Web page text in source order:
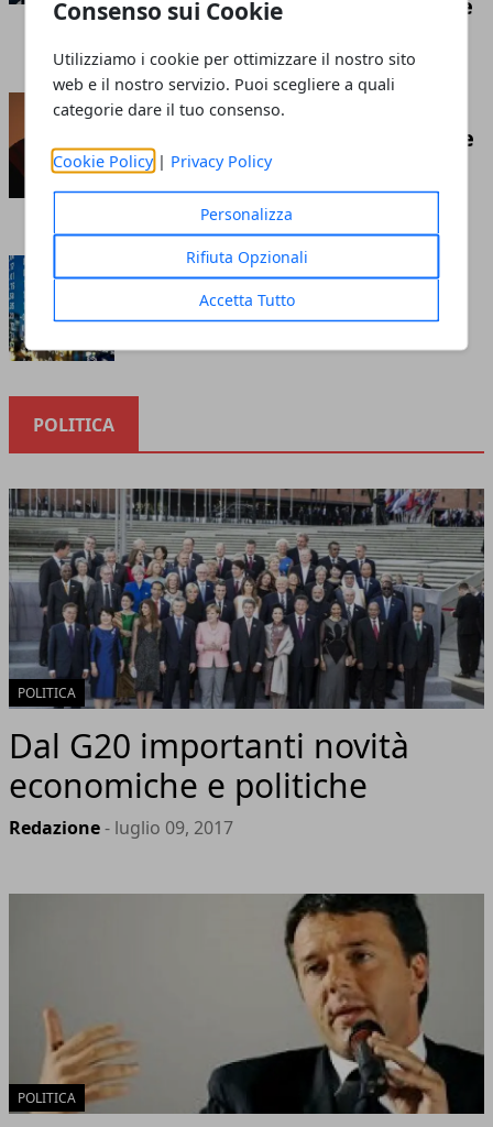
Consenso sui Cookie
Utilizziamo i cookie per ottimizzare il nostro sito
web e il nostro servizio. Puoi scegliere a quali
categorie dare il tuo consenso.
Cookie Policy | Privacy Policy
Personalizza
Rifiuta Opzionali
Accetta Tutto
competizione economica globale
Insufflaggio nell’edilizia: ecco
cos’è e tutto ciò che c’è da sapere
riguardo questa tecnica
Cosa sapere prima di investire
nella borsa online
POLITICA
POLITICA
Dal G20 importanti novità
economiche e politiche
Redazione- luglio 09, 2017
POLITICA